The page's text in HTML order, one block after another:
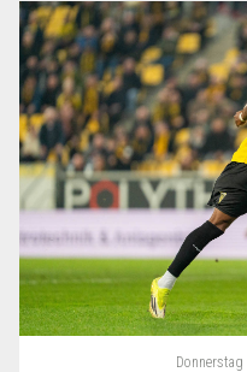
Donnerstag